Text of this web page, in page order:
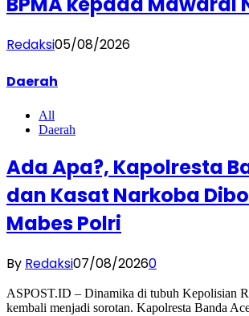
Redaksi05/08/2026
Daerah
All
Daerah
Ada Apa?, Kapolresta
dan Kasat Narkoba
Mabes Polri
By Redaksi07/08/20260
ASPOST.ID – Dinamika di tubuh Kepolisian
kembali menjadi sorotan. Kapolresta Banda